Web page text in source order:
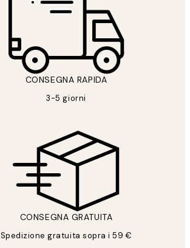
CONSEGNA RAPIDA
3-5 giorni
CONSEGNA GRATUITA
Spedizione gratuita sopra i 59 €